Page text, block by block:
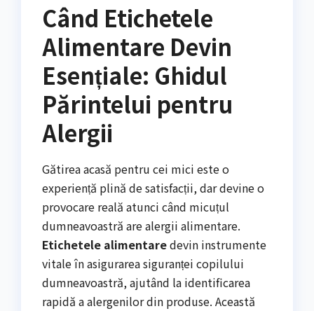
Când Etichetele
Alimentare Devin
Esențiale: Ghidul
Părintelui pentru
Alergii
Gătirea acasă pentru cei mici este o
experiență plină de satisfacții, dar devine o
provocare reală atunci când micuțul
dumneavoastră are alergii alimentare.
Etichetele alimentaredevin instrumente
vitale în asigurarea siguranței copilului
dumneavoastră, ajutând la identificarea
rapidă a alergenilor din produse. Această